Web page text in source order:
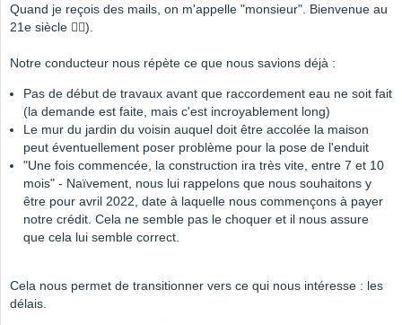
Quand je reçois des mails, on m'appelle "monsieur". Bienvenue au
21e siècle 🤦‍♀️).
Notre conducteur nous répète ce que nous savions déjà :
Pas de début de travaux avant que raccordement eau ne soit fait
(la demande est faite, mais c'est incroyablement long)
Le mur du jardin du voisin auquel doit être accolée la maison
peut éventuellement poser problème pour la pose de l'enduit
"Une fois commencée, la construction ira très vite, entre 7 et 10
mois" - Naïvement, nous lui rappelons que nous souhaitons y
être pour avril 2022, date à laquelle nous commençons à payer
notre crédit. Cela ne semble pas le choquer et il nous assure
que cela lui semble correct.
Cela nous permet de transitionner vers ce qui nous intéresse : les
délais.